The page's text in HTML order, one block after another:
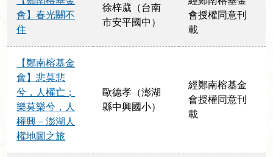
會】春光關不
住
徐梓葳（台南
市安平國中）
會授權同意刊
載
【鄭南榕基金
會】悲莫悲
兮，人權亡；
樂莫樂兮，人
權興－澎湖人
權地圖之旅
歐德孝（澎湖
縣中興國小）
經鄭南榕基金
會授權同意刊
載